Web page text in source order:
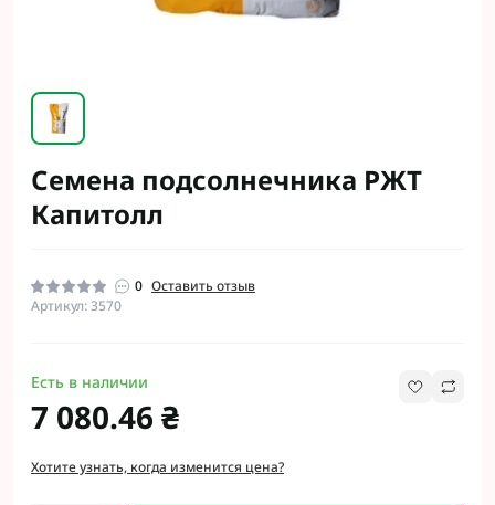
Семена подсолнечника РЖТ
Капитолл
0 Оставить отзыв
Артикул: 3570
Есть в наличии
7 080.46 ₴
Хотите узнать, когда изменится цена?